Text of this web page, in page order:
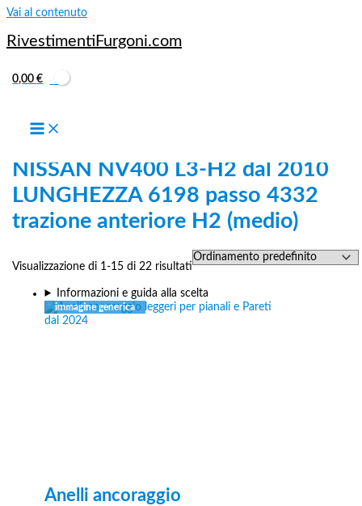
Vai al contenuto
RivestimentiFurgoni.com
0,00€
2015/ NISSAN NV400 L3-H2 dal 2010 LUNGHEZZA 6198 passo
4332 trazione anteriore H2 (medio)
NISSAN NV400 L3-H2 dal 2010
LUNGHEZZA 6198 passo 4332
trazione anteriore H2 (medio)
Visualizzazione di 1-15 di 22 risultati
Informazioni e guida alla scelta
Anelli ancoraggio